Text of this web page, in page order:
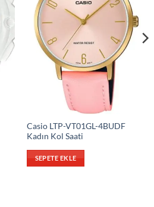
Casio LTP-VT01GL-4BUDF
Kadın Kol Saati
SEPETE EKLE